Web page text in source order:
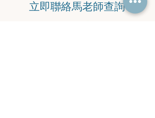
​立即聯絡馬老師查詢